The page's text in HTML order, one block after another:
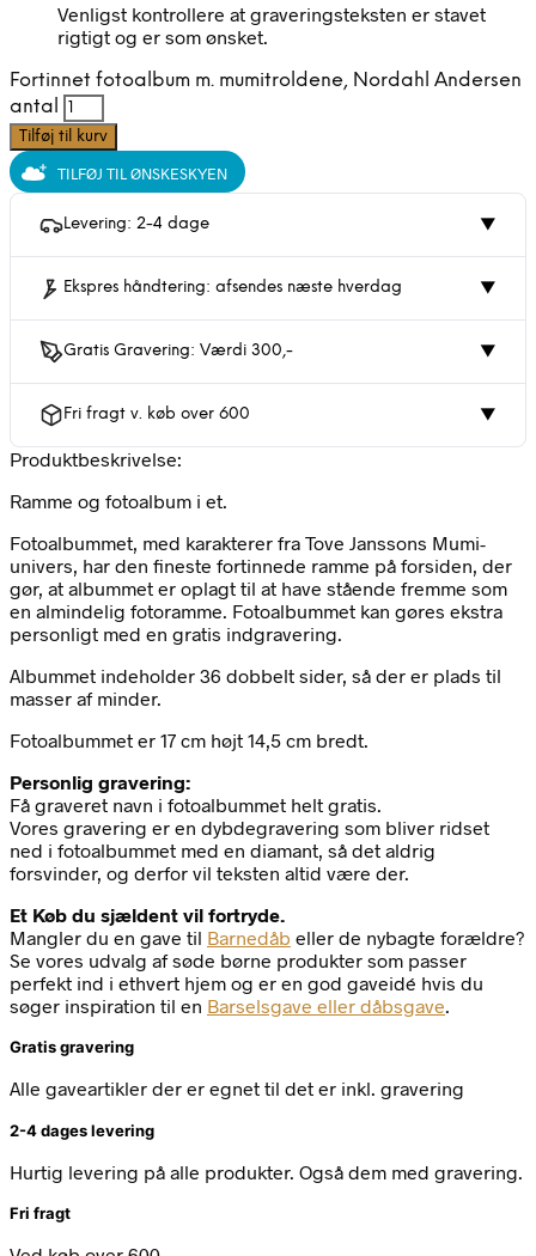
Venligst kontrollere at graveringsteksten er stavet
rigtigt og er som ønsket.
Fortinnet fotoalbum m. mumitroldene, Nordahl Andersen
antal
Tilføj til kurv
TILFØJ TIL ØNSKESKYEN
Levering: 2-4 dage ▼
Ekspres håndtering: afsendes næste hverdag ▼
Gratis Gravering: Værdi 300,- ▼
Fri fragt v. køb over 600 ▼
Produktbeskrivelse:
Ramme og fotoalbum i et.
Fotoalbummet, med karakterer fra Tove Janssons Mumi-
univers, har den fineste fortinnede ramme på forsiden, der
gør, at albummet er oplagt til at have stående fremme som
en almindelig fotoramme. Fotoalbummet kan gøres ekstra
personligt med en gratis indgravering.
Albummet indeholder 36 dobbelt sider, så der er plads til
masser af minder.
Fotoalbummet er 17 cm højt 14,5 cm bredt.
Personlig gravering:
Få graveret navn i fotoalbummet helt gratis.
Vores gravering er en dybdegravering som bliver ridset
ned i fotoalbummet med en diamant, så det aldrig
forsvinder, og derfor vil teksten altid være der.
Et Køb du sjældent vil fortryde.
Mangler du en gave til Barnedåb eller de nybagte forældre?
Se vores udvalg af søde børne produkter som passer
perfekt ind i ethvert hjem og er en god gaveidé hvis du
søger inspiration til en Barselsgave eller dåbsgave
Gratis gravering
Alle gaveartikler der er egnet til det er inkl. gravering
2-4 dages levering
Hurtig levering på alle produkter. Også dem med gravering.
Fri fragt